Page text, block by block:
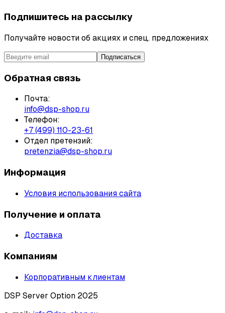
Подпишитесь на рассылку
Получайте новости об акциях и спец. предложениях
Подписаться
Обратная связь
Почта:
info@dsp-shop.ru
Телефон:
+7 (499) 110-23-61
Отдел претензий:
pretenzia@dsp-shop.ru
Информация
Условия использования сайта
Получение и оплата
Доставка
Компаниям
Корпоративным клиентам
DSP Server Option 2025